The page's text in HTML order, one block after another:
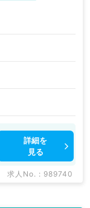
詳細を
見る
求人No. : 989740